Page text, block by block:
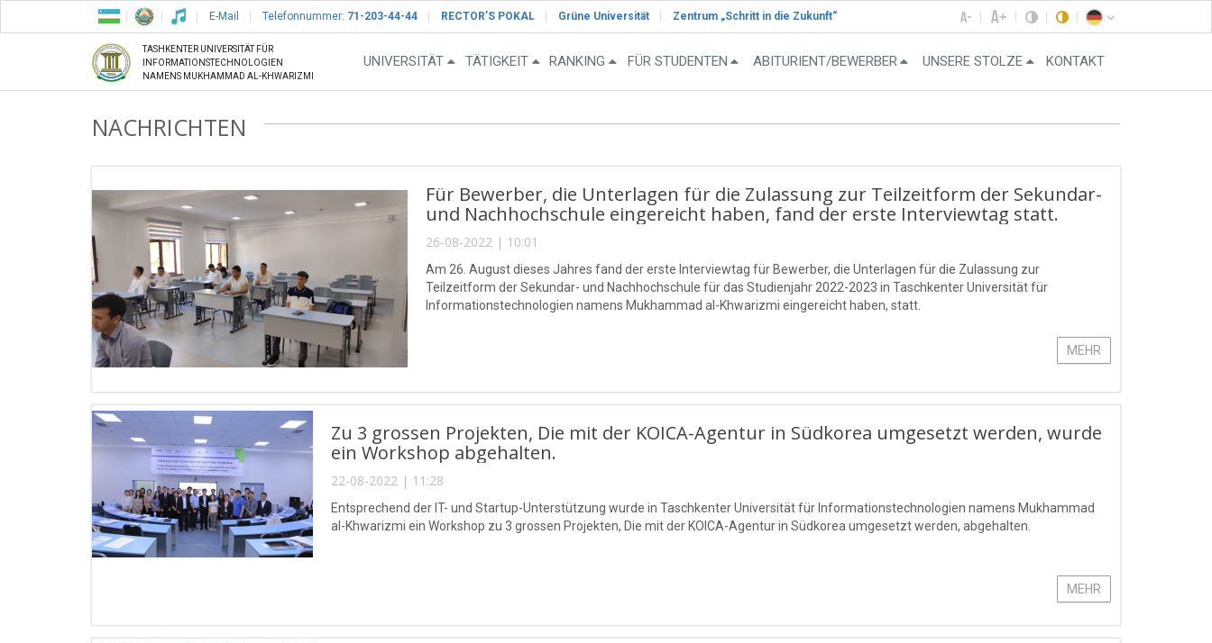
E-Mail Telefonnummer: 71-203-44-44 RECTOR’S POKAL Grüne Universität Zentrum „Schritt in die Zukunft“
TASHKENTER UNIVERSITÄT FÜR
INFORMATIONSTECHNOLOGIEN
NAMENS MUKHAMMAD AL-KHWARIZMI
UNIVERSITÄT TÄTIGKEIT RANKING FÜR STUDENTEN ABITURIENT/BEWERBER UNSERE STOLZE KONTAKT
NACHRICHTEN
Für Bewerber, die Unterlagen für die Zulassung zur Teilzeitform der Sekundar-
und Nachhochschule eingereicht haben, fand der erste Interviewtag statt.
26-08-2022 | 10:01
Am 26. August dieses Jahres fand der erste Interviewtag für Bewerber, die Unterlagen für die Zulassung zur
Teilzeitform der Sekundar- und Nachhochschule für das Studienjahr 2022-2023 in Taschkenter Universität für
Informationstechnologien namens Mukhammad al-Khwarizmi eingereicht haben, statt.
MEHR
Zu 3 grossen Projekten, Die mit der KOICA-Agentur in Südkorea umgesetzt werden, wurde
ein Workshop abgehalten.
22-08-2022 | 11:28
Entsprechend der IT- und Startup-Unterstützung wurde in Taschkenter Universität für Informationstechnologien namens Mukhammad
al-Khwarizmi ein Workshop zu 3 grossen Projekten, Die mit der KOICA-Agentur in Südkorea umgesetzt werden, abgehalten.
MEHR